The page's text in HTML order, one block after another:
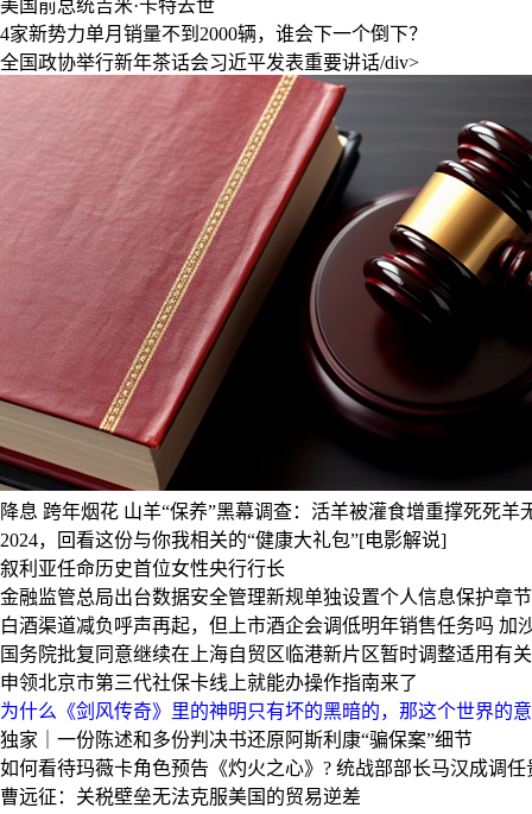
美国前总统吉米·卡特去世
4家新势力单月销量不到2000辆，谁会下一个倒下？
全国政协举行新年茶话会习近平发表重要讲话/div>
降息 跨年烟花 山羊“保养”黑幕调查：活羊被灌食增重撑死死羊
2024，回看这份与你我相关的“健康大礼包”[电影解说]
叙利亚任命历史首位女性央行行长
金融监管总局出台数据安全管理新规单独设置个人信息保护章节
白酒渠道减负呼声再起，但上市酒企会调低明年销售任务吗 加
国务院批复同意继续在上海自贸区临港新片区暂时调整适用有
申领北京市第三代社保卡线上就能办操作指南来了
为什么《剑风传奇》里的神明只有坏的黑暗的，那这个世界的
独家｜一份陈述和多份判决书还原阿斯利康“骗保案”细节
如何看待玛薇卡角色预告《灼火之心》? 统战部部长马汉成调
曹远征：关税壁垒无法克服美国的贸易逆差